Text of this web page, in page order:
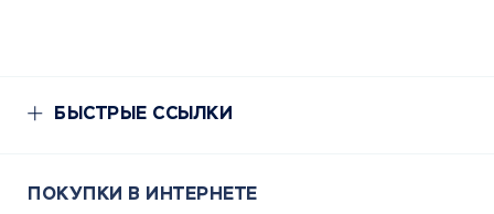
БЫСТРЫЕ ССЫЛКИ
ПОКУПКИ В ИНТЕРНЕТЕ